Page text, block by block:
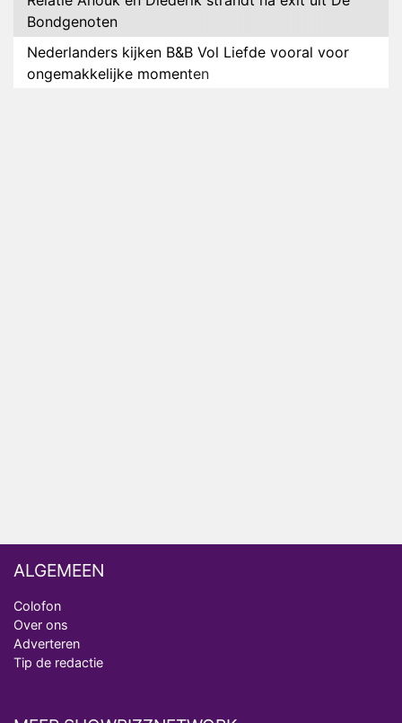
Bondgenoten
Nederlanders kijken B&B Vol Liefde vooral voor
ongemakkelijke momenten
ALGEMEEN
Colofon
Over ons
Adverteren
Tip de redactie